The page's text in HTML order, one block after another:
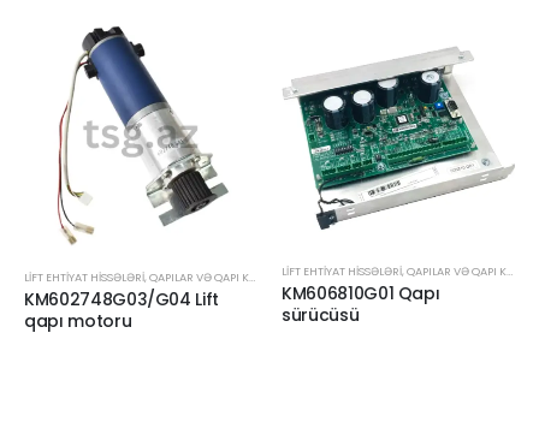
LIFT EHTIYAT HISSƏLƏRI,QAPILAR VƏ QAPI KOMPONENTLƏRI
KM602748G03/G04 Lift
qapı motoru
LIFT EHTIYAT HISSƏLƏRI,QAPILAR VƏ QAPI KOMPONENTLƏRI
KM606810G01 Qapı
sürücüsü